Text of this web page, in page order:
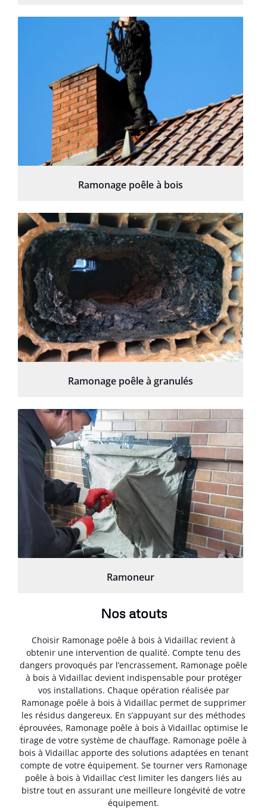
Ramonage poêle à bois
Ramonage poêle à granulés
Ramoneur
Nos atouts
Choisir Ramonage poêle à bois à Vidaillac revient à
obtenir une intervention de qualité. Compte tenu des
dangers provoqués par l’encrassement, Ramonage poêle
à bois à Vidaillac devient indispensable pour protéger
vos installations. Chaque opération réalisée par
Ramonage poêle à bois à Vidaillac permet de supprimer
les résidus dangereux. En s’appuyant sur des méthodes
éprouvées, Ramonage poêle à bois à Vidaillac optimise le
tirage de votre système de chauffage. Ramonage poêle à
bois à Vidaillac apporte des solutions adaptées en tenant
compte de votre équipement. Se tourner vers Ramonage
poêle à bois à Vidaillac c’est limiter les dangers liés au
bistre tout en assurant une meilleure longévité de votre
équipement.